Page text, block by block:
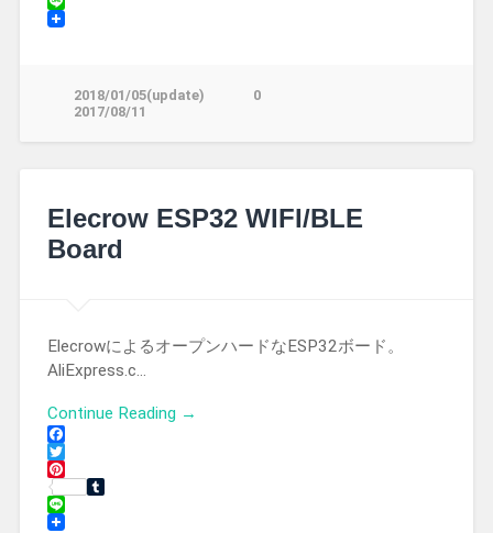
Line
2018/01/05(update)
2017/08/11
0
Elecrow ESP32 WIFI/BLE
Board
ElecrowによるオープンハードなESP32ボード。
AliExpress.c…
Continue Reading →
Facebook
Twitter
Pinterest
Tumblr
Line